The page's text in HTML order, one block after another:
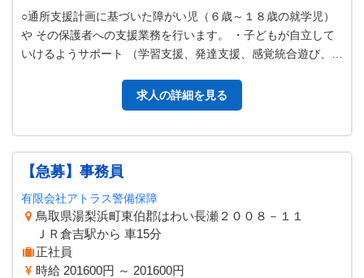
○通所支援計画に基づいた障がい児（６歳～１８歳の就学児）
や その保護者への支援業務を行います。 ・子どもが自立して
いけるようサポート （学習支援、発達支援、感覚統合遊び、Ｓ
求人の詳細を見る
【急募】事務員
有限会社アトラス警備保障
鳥取県湯梨浜町東伯郡はわい長瀬２００８－１１
ＪＲ倉吉駅から 車15分
正社員
時給 201600円 ～ 201600円